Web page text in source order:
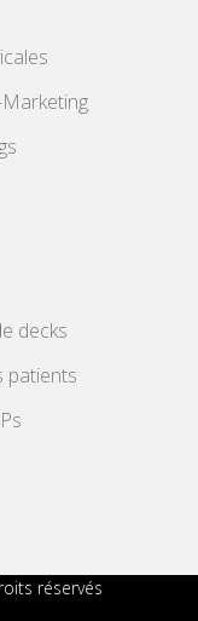
decks
patients
réservés